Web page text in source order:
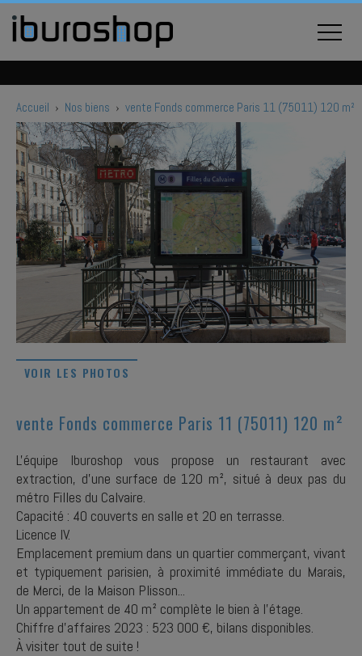
Accueil › Nos biens › vente Fonds commerce Paris 11 (75011) 120 m²
VOIR LES PHOTOS
vente Fonds commerce Paris 11 (75011) 120 m²
L'équipe Iburoshop vous propose un restaurant avec
extraction, d'une surface de 120 m², situé à deux pas du
métro Filles du Calvaire.
Capacité : 40 couverts en salle et 20 en terrasse.
Licence IV.
Emplacement premium dans un quartier commerçant, vivant
et typiquement parisien, à proximité immédiate du Marais,
de Merci, de la Maison Plisson...
Un appartement de 40 m² complète le bien à l’étage.
Chiffre d’affaires 2023 : 523 000 €, bilans disponibles.
À visiter tout de suite !